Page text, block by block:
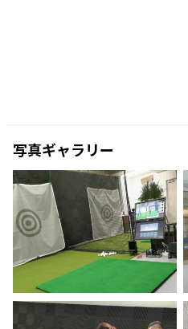
写真ギャラリー